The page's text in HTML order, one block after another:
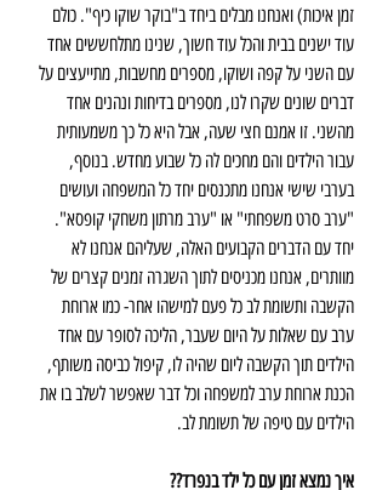
זמן איכות) ואנחנו מבלים ביחד ב"בוקר שוקו כיף". כולם
עוד ישנים בבית והכל עוד חשוך, שנינו מתלחששים אחד
עם השני על קפה ושוקו, מספרים מחשבות, מתייעצים על
דברים שונים שקרו לנו, מספרים בדיחות ונהנים אחד
מהשני. זו אמנם חצי שעה, אבל היא כל כך משמעותית
עבור הילדים והם מחכים לה כל שבוע מחדש. בנוסף,
בערבי שישי אנחנו מתכנסים יחד כל המשפחה ועושים
"ערב סרט משפחתי" או "ערב מרתון משחקי קופסא".
יחד עם הדברים הקבועים האלה, שעליהם אנחנו לא
מוותרים, אנחנו מכניסים לתוך השגרה זמנים קצרים של
הקשבה ותשומת לב כל פעם למישהו אחר- כמו ארוחת
ערב עם שאלות על היום שעבר, הליכה לסופר עם אחד
הילדים תוך הקשבה ליום שהיה לו, קיפול כביסה משותף,
הכנת ארוחת ערב למשפחה וכל דבר שאפשר לשלב בו את
הילדים עם טיפה של תשומת לב.
איך נמצא זמן עם כל ילד בנפרד??